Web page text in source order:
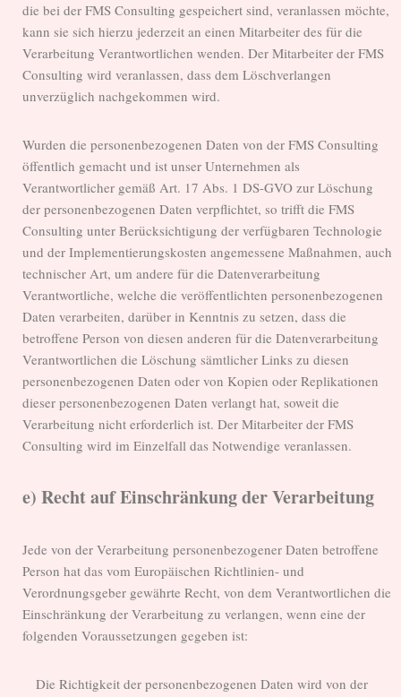
die bei der FMS Consulting gespeichert sind, veranlassen möchte,
kann sie sich hierzu jederzeit an einen Mitarbeiter des für die
Verarbeitung Verantwortlichen wenden. Der Mitarbeiter der FMS
Consulting wird veranlassen, dass dem Löschverlangen
unverzüglich nachgekommen wird.
Wurden die personenbezogenen Daten von der FMS Consulting
öffentlich gemacht und ist unser Unternehmen als
Verantwortlicher gemäß Art. 17 Abs. 1 DS-GVO zur Löschung
der personenbezogenen Daten verpflichtet, so trifft die FMS
Consulting unter Berücksichtigung der verfügbaren Technologie
und der Implementierungskosten angemessene Maßnahmen, auch
technischer Art, um andere für die Datenverarbeitung
Verantwortliche, welche die veröffentlichten personenbezogenen
Daten verarbeiten, darüber in Kenntnis zu setzen, dass die
betroffene Person von diesen anderen für die Datenverarbeitung
Verantwortlichen die Löschung sämtlicher Links zu diesen
personenbezogenen Daten oder von Kopien oder Replikationen
dieser personenbezogenen Daten verlangt hat, soweit die
Verarbeitung nicht erforderlich ist. Der Mitarbeiter der FMS
Consulting wird im Einzelfall das Notwendige veranlassen.
e) Recht auf Einschränkung der Verarbeitung
Jede von der Verarbeitung personenbezogener Daten betroffene
Person hat das vom Europäischen Richtlinien- und
Verordnungsgeber gewährte Recht, von dem Verantwortlichen die
Einschränkung der Verarbeitung zu verlangen, wenn eine der
folgenden Voraussetzungen gegeben ist:
Die Richtigkeit der personenbezogenen Daten wird von der